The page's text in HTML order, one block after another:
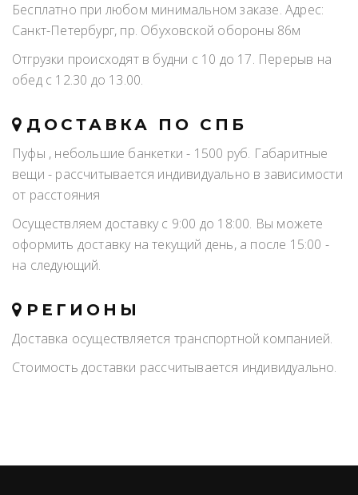
Бесплатно при любом минимальном заказе. Адрес:
Санкт-Петербург, пр. Обуховской обороны 86м
Отгрузки происходят в будни с 10 до 17. Перерыв на
обед с 12.30 до 13.00.
ДОСТАВКА ПО СПБ
Пуфы , небольшие банкетки - 1500 руб. Габаритные
вещи - рассчитывается индивидуально в зависимости
от расстояния
Осуществляем доставку с 9:00 до 18:00. Вы можете
оформить доставку на текущий день, а после 15:00 -
на следующий.
РЕГИОНЫ
Доставка осуществляется транспортной компанией.
Стоимость доставки рассчитывается индивидуально.